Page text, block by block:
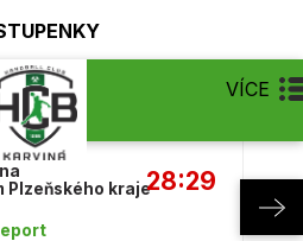
VÍCE
Plzeňského kraje28:29